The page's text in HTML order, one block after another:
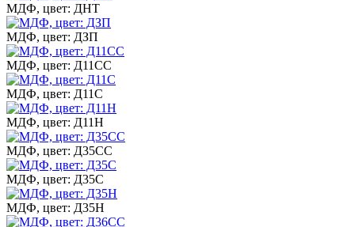
МДФ, цвет: ДНТ
МДФ, цвет: ДЗП
МДФ, цвет: Д11СС
МДФ, цвет: Д11С
МДФ, цвет: Д11Н
МДФ, цвет: Д35СС
МДФ, цвет: Д35С
МДФ, цвет: Д35Н